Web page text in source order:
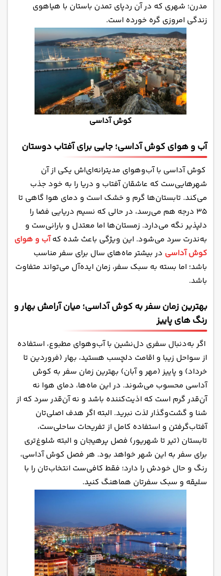
مدرن؛ شهری که در آن ردپای تمدن باستان با هیاهوی
زندگی امروزی گره خورده است.
کوش آداسی
آب و هوای کوش آداسی؛ جایی برای آفتاب‌ دوستان
کوش آداسی با آب‌وهوای مدیترانه‌ای‌اش یکی از آن
شهرهایی‌ست که عاشقان آفتاب و دریا را به خود جذب
می‌کند. تابستان‌ها گرم و خشک است و دمای هوا گاهی تا
۳۵ درجه هم می‌رسد، در حالی‌ که نسیم دریایی فضا را
دلپذیر نگه می‌دارد. زمستان‌ها اما معتدل و بارانی‌ست و
به‌ندرت سرد می‌شود. این ویژگی باعث شده کهآب و هوای
کوش آداسی در بیشتر ماه‌های سال برای سفر مناسب
باشد؛ اما بسته به سبک سفر، زمان ایده‌آل می‌تواند متفاوت
باشد.
بهترین زمان سفر به کوش آداسی؛ میان آرامش بهار و
رنگ های پاییز
اگر به‌دنبال سفری دل‌نشین با آب‌وهوای مطبوع، استفاده
از سواحل زیبا و اقامت دلچسب هستید، بهار (فروردین تا
خرداد) و پاییز (مهر و آبان) بهترین زمان سفر به کوش
آداسی محسوب می‌شوند. در این ماه‌ها، دمای هوا نه
آن‌قدر گرم است که اذیت‌کننده باشد و نه آن‌قدر سرد که از
شنا و گشت‌وگذار لذت نبرید. البته اگر هدف اصلی‌تان
آفتاب‌گرفتن و استفاده کامل از تفریحات ساحلی‌ست،
تابستان (تیر تا شهریور) فصل پرهیجان و البته شلوغ‌تری
برای سفر به این شهر خواهد بود. هر فصل کوش آداسی،
رنگ و حال خودش را دارد؛ فقط کافی‌ست انتخاب‌تان را با
سلیقه‌ و سبک سفرتان هماهنگ کنید.